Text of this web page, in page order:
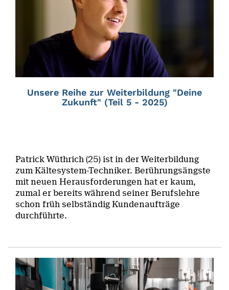
Unsere Reihe zur Weiterbildung "Deine
Zukunft" (Teil 5 - 2025)
Patrick Wüthrich (25) ist in der Weiterbildung
zum Kältesystem-Techniker. Berührungsängste
mit neuen Herausforderungen hat er kaum,
zumal er bereits während seiner Berufslehre
schon früh selbständig Kundenaufträge
durchführte.